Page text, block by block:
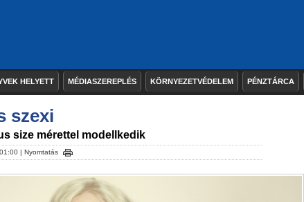
HELYETT MÉDIASZEREPLÉS KÖRNYEZETVÉDELEM PÉNZTÁRCA
szexi
size mérettel modellkedik
| Nyomtatás